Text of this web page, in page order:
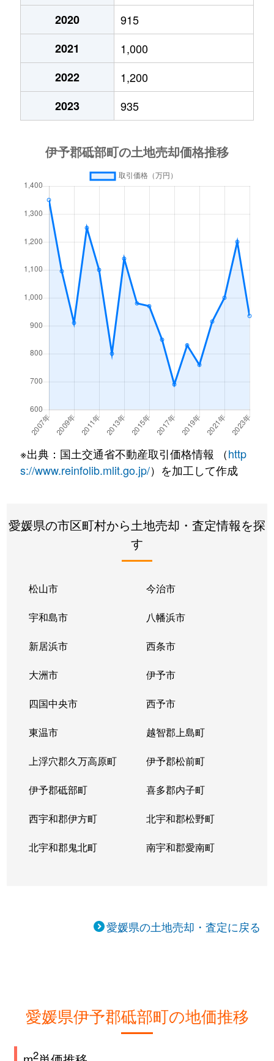
2020
915
2021
1,000
2022
1,200
2023
935
※出典：国土交通省不動産取引価格情報 （http
s://www.reinfolib.mlit.go.jp/）を加工して作成
愛媛県の市区町村から土地売却・査定情報を探
す
松山市 今治市
宇和島市 八幡浜市
新居浜市 西条市
大洲市 伊予市
四国中央市 西予市
東温市 越智郡上島町
上浮穴郡久万高原町 伊予郡松前町
伊予郡砥部町 喜多郡内子町
西宇和郡伊方町 北宇和郡松野町
北宇和郡鬼北町 南宇和郡愛南町
愛媛県の土地売却・査定に戻る
愛媛県伊予郡砥部町の地価推移
2